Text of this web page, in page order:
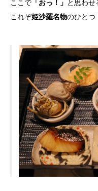
ここで 「おっ！」 と思わせ
これぞ姫沙羅名物のひとつ